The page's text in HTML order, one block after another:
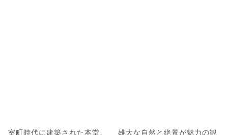
室町時代に建築された本堂、
雄大な自然と絶景が魅力の観